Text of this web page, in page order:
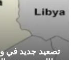
تصعيد جديد في